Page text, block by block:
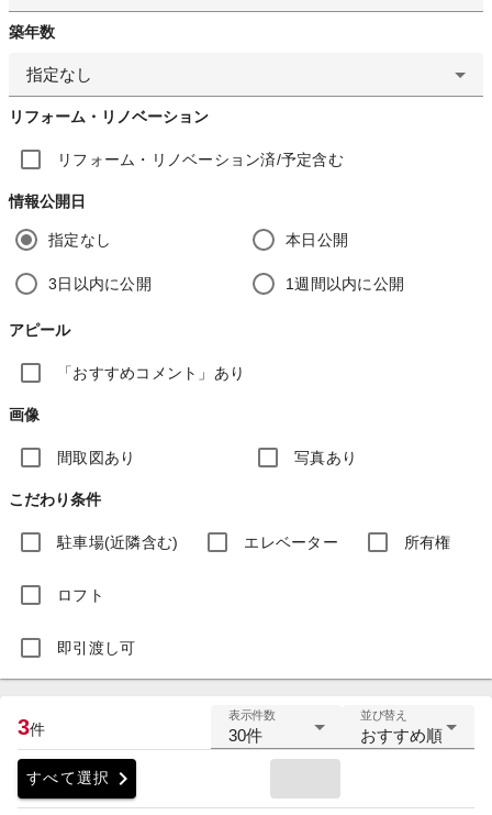
築年数
指定なし
リフォーム・リノベーション
リフォーム・リノベーション済/予定含む
情報公開日
指定なし 本日公開
3日以内に公開 1週間以内に公開
アピール
「おすすめコメント」あり
画像
間取図あり 写真あり
こだわり条件
駐車場(近隣含む) エレベーター 所有権
ロフト
即引渡し可
3件
表示件数
30件
並び替え
おすすめ順
すべて選択 chevron_right